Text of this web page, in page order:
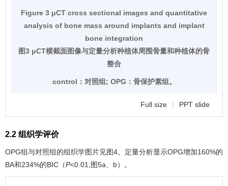
Figure 3 μCT cross sectional images and quantitative
analysis of bone mass around implants and implant
bone integration
图3 μCT横截面图像与定量分析种植体周围骨量和种植体的骨
整合
control：对照组; OPG：骨保护素组。
Full size | PPT slide
2.2 组织学评价
OPG组与对照组的组织学图片见图4。定量分析显示OPG增加160%的
BA和234%的BIC（P<0.01;图5a、b）。